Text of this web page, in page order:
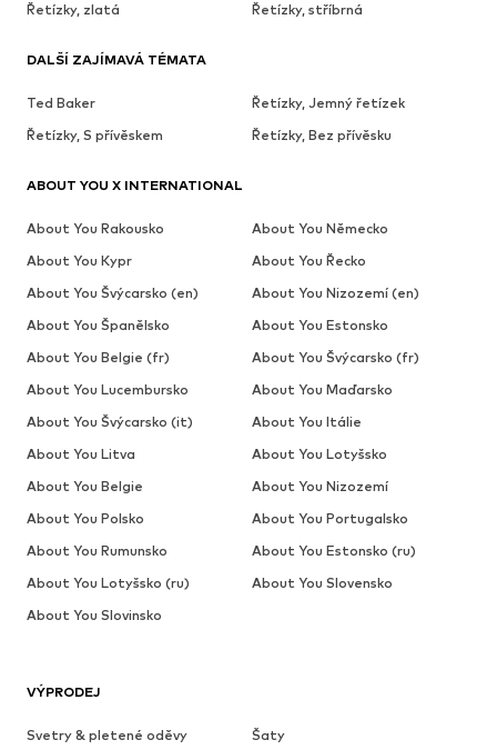
VÝPRODEJ
Svetry & pletené oděvy
Šaty
Řetízky, zlatá Řetízky, stříbrná
DALŠÍ ZAJÍMAVÁ TÉMATA
Ted Baker
Řetízky, Jemný řetízek
Řetízky, S přívěskem
Řetízky, Bez přívěsku
ABOUT YOU X INTERNATIONAL
About You Rakousko
About You Německo
About You Kypr
About You Řecko
About You Švýcarsko (en)
About You Nizozemí (en)
About You Španělsko
About You Estonsko
About You Belgie (fr)
About You Švýcarsko (fr)
About You Lucembursko
About You Maďarsko
About You Švýcarsko (it)
About You Itálie
About You Litva
About You Lotyšsko
About You Belgie
About You Nizozemí
About You Polsko
About You Portugalsko
About You Rumunsko
About You Estonsko (ru)
About You Lotyšsko (ru)
About You Slovensko
About You Slovinsko